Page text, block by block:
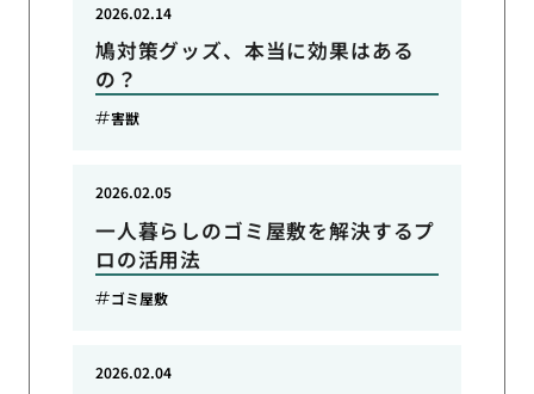
鳩対策グッズ、本当に効果はある
の？
2026.02.14
害獣
一人暮らしのゴミ屋敷を解決するプ
ロの活用法
2026.02.05
ゴミ屋敷
2026.02.04